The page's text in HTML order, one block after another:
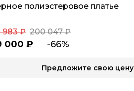
полиэстеровое платье
000 ₽ -66%
983 ₽ 200 047 ₽
Предложите свою цену